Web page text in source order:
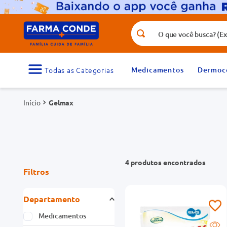
O que você busca? (Ex.: vitamina,
Medicamentos
Gelmax
Filtros
Departamento
Medicamentos
4 produtos
Termos mais buscados
1
medicamento